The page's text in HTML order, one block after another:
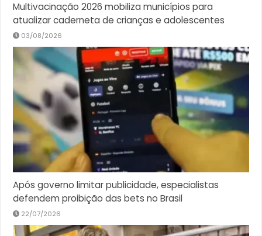
Multivacinação 2026 mobiliza municípios para
atualizar caderneta de crianças e adolescentes
03/08/2026
Após governo limitar publicidade, especialistas
defendem proibição das bets no Brasil
22/07/2026